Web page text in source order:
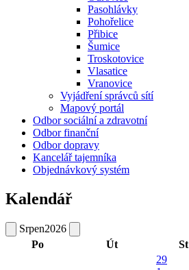
Pasohlávky
Pohořelice
Přibice
Šumice
Troskotovice
Vlasatice
Vranovice
Vyjádření správců sítí
Mapový portál
Odbor sociální a zdravotní
Odbor finanční
Odbor dopravy
Kancelář tajemníka
Objednávkový systém
Kalendář
Srpen2026
Po
Út St
29